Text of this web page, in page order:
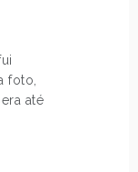
foto,
até